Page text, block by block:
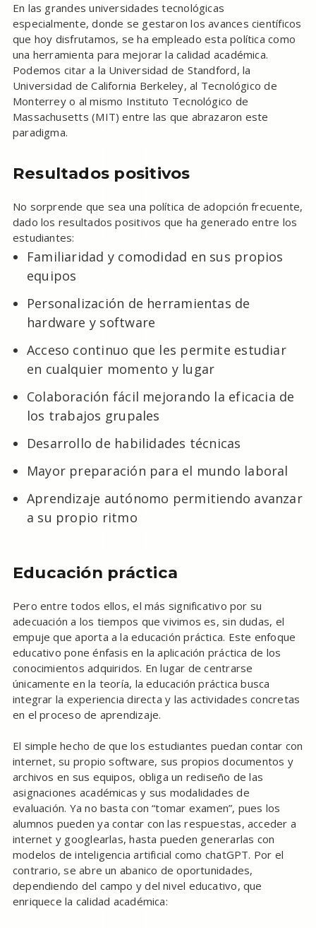
En las grandes universidades tecnológicas
especialmente, donde se gestaron los avances científicos
que hoy disfrutamos, se ha empleado esta política como
una herramienta para mejorar la calidad académica.
Podemos citar a la Universidad de Standford, la
Universidad de California Berkeley, al Tecnológico de
Monterrey o al mismo Instituto Tecnológico de
Massachusetts (MIT) entre las que abrazaron este
paradigma.
Resultados positivos
No sorprende que sea una política de adopción frecuente,
dado los resultados positivos que ha generado entre los
estudiantes:
Familiaridad y comodidad en sus propios
equipos
Personalización de herramientas de
hardware y software
Acceso continuo que les permite estudiar
en cualquier momento y lugar
Colaboración fácil mejorando la eficacia de
los trabajos grupales
Desarrollo de habilidades técnicas
Mayor preparación para el mundo laboral
Aprendizaje autónomo permitiendo avanzar
a su propio ritmo
Educación práctica
Pero entre todos ellos, el más significativo por su
adecuación a los tiempos que vivimos es, sin dudas, el
empuje que aporta a la educación práctica. Este enfoque
educativo pone énfasis en la aplicación práctica de los
conocimientos adquiridos. En lugar de centrarse
únicamente en la teoría, la educación práctica busca
integrar la experiencia directa y las actividades concretas
en el proceso de aprendizaje.
El simple hecho de que los estudiantes puedan contar con
internet, su propio software, sus propios documentos y
archivos en sus equipos, obliga un rediseño de las
asignaciones académicas y sus modalidades de
evaluación. Ya no basta con “tomar examen”, pues los
alumnos pueden ya contar con las respuestas, acceder a
internet y googlearlas, hasta pueden generarlas con
modelos de inteligencia artificial como chatGPT. Por el
contrario, se abre un abanico de oportunidades,
dependiendo del campo y del nivel educativo, que
enriquece la calidad académica: